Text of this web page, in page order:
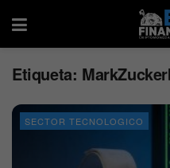
Etiqueta:
SECTOR TECNOLOGICO